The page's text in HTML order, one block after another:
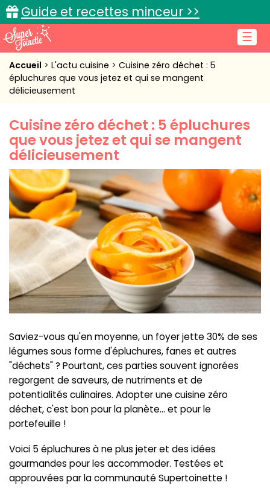
☰
Guide et recettes minceur >>
Accueil
Recettes de cuisine
Cuisine pratique
L'actu cuisine
Connexion
Accueil L'actu cuisine
Cuisine zéro déchet : 5
épluchures que vous jetez et qui se mangent
délicieusement
Cuisine zéro déchet : 5 épluchures
que vous jetez et qui se mangent
délicieusement
Saviez-vous qu'en moyenne, un foyer jette 30% de ses
légumes sous forme d'épluchures, fanes et autres
"déchets" ? Pourtant, ces parties souvent ignorées
regorgent de saveurs, de nutriments et de
potentialités culinaires. Adopter une cuisine zéro
déchet, c'est bon pour la planète... et pour le
portefeuille !
Voici 5 épluchures à ne plus jeter et des idées
gourmandes pour les accommoder. Testées et
approuvées par la communauté Supertoinette !